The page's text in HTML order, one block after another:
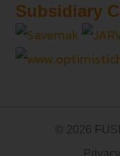
Subsidiary
© 2026